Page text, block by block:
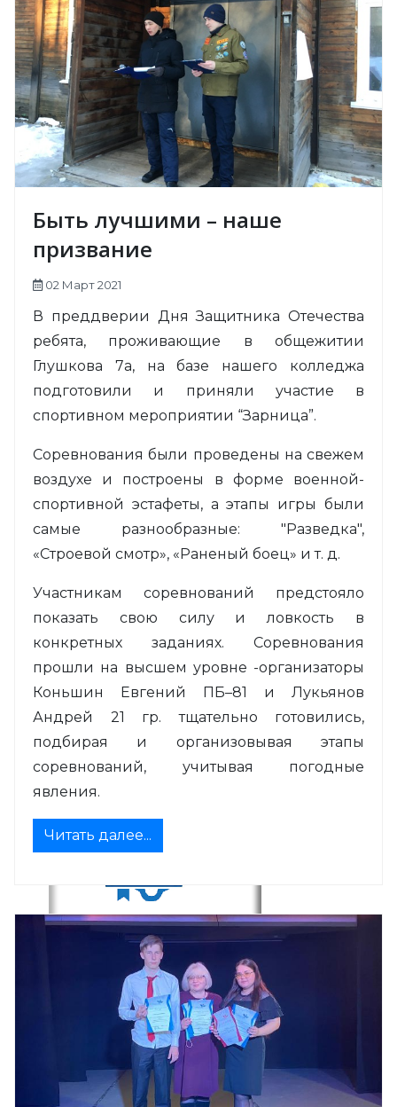
Быть лучшими – наше
призвание
02 Март 2021
В преддверии Дня Защитника Отечества
ребята, проживающие в общежитии
Глушкова 7а, на базе нашего колледжа
подготовили и приняли участие в
спортивном мероприятии “Зарница”.
Соревнования были проведены на свежем
воздухе и построены в форме военной-
спортивной эстафеты, а этапы игры были
самые разнообразные: "Разведка",
«Строевой смотр», «Раненый боец» и т. д.
Участникам соревнований предстояло
показать свою силу и ловкость в
конкретных заданиях. Соревнования
прошли на высшем уровне -организаторы
Коньшин Евгений ПБ–81 и Лукьянов
Андрей 21 гр. тщательно готовились,
подбирая и организовывая этапы
соревнований, учитывая погодные
явления.
Читать далее...